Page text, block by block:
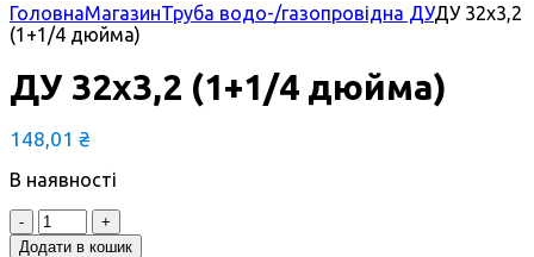
ГоловнаМагазинТруба водо-/газопровідна ДУДУ 32х3,2
(1+1/4 дюйма)
ДУ 32х3,2 (1+1/4 дюйма)
148,01 ₴
В наявності
Quantity
Додати в кошик